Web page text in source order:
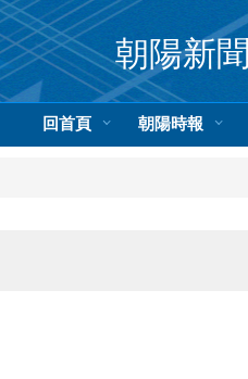
朝陽新聞
回首頁 朝陽時報